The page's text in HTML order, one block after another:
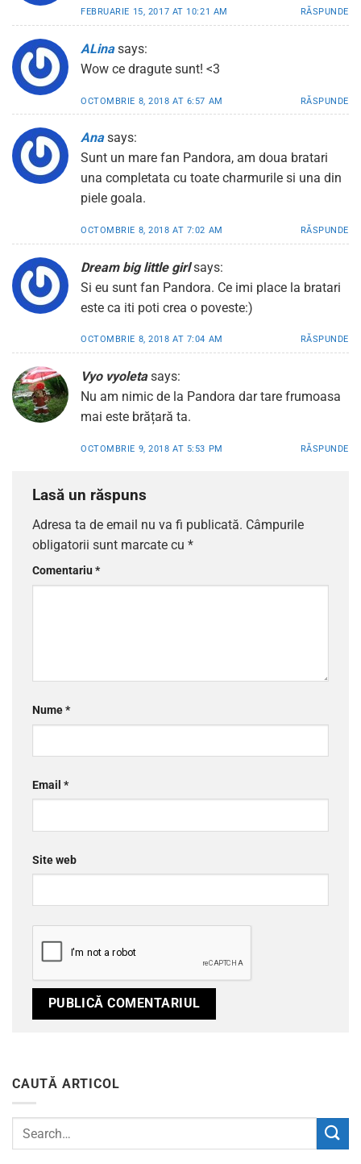
FEBRUARIE 15, 2017 AT 10:21 AM RĂSPUNDE
ALina says:
Wow ce dragute sunt! <3
OCTOMBRIE 8, 2018 AT 6:57 AM RĂSPUNDE
Ana says:
Sunt un mare fan Pandora, am doua bratari
una completata cu toate charmurile si una din
piele goala.
OCTOMBRIE 8, 2018 AT 7:02 AM RĂSPUNDE
Dream big little girl says:
Si eu sunt fan Pandora. Ce imi place la bratari
este ca iti poti crea o poveste:)
OCTOMBRIE 8, 2018 AT 7:04 AM RĂSPUNDE
Vyo vyoleta says:
Nu am nimic de la Pandora dar tare frumoasa
mai este brățară ta.
OCTOMBRIE 9, 2018 AT 5:53 PM RĂSPUNDE
Lasă un răspuns
Adresa ta de email nu va fi publicată. Câmpurile
obligatorii sunt marcate cu *
Comentariu*
Nume*
Email *
Site web
CAUTĂ ARTICOL